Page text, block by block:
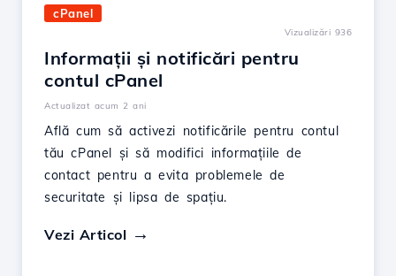
cPanel
Vizualizări 936
Informații și notificări pentru
contul cPanel
Actualizat acum 2 ani
Află cum să activezi notificările pentru contul
tău cPanel și să modifici informațiile de
contact pentru a evita problemele de
securitate și lipsa de spațiu.
Vezi Articol